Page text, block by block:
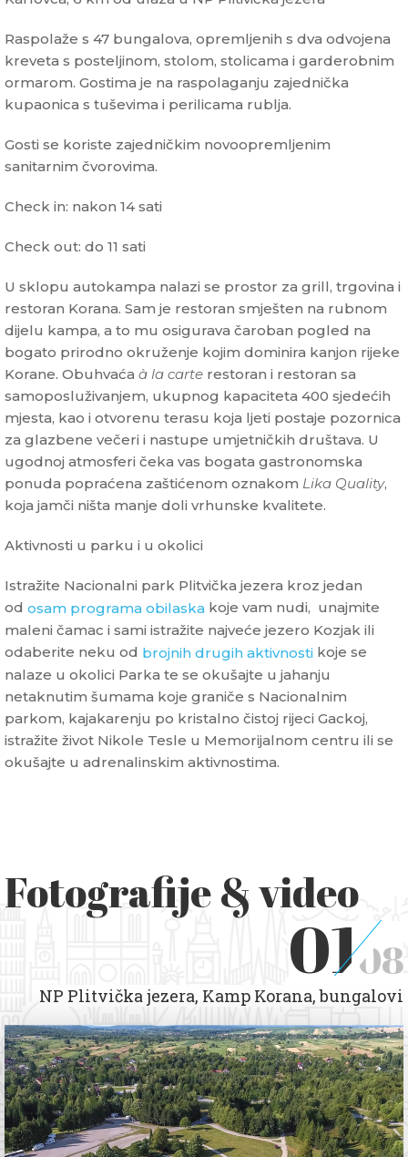
Raspolaže s 47 bungalova, opremljenih s dva odvojena
kreveta s posteljinom, stolom, stolicama i garderobnim
ormarom. Gostima je na raspolaganju zajednička
kupaonica s tuševima i perilicama rublja.
Gosti se koriste zajedničkim novoopremljenim
sanitarnim čvorovima.
Check in: nakon 14 sati
Check out: do 11 sati
U sklopu autokampa nalazi se prostor za grill, trgovina i
restoran Korana. Sam je restoran smješten na rubnom
dijelu kampa, a to mu osigurava čaroban pogled na
bogato prirodno okruženje kojim dominira kanjon rijeke
Korane. Obuhvaća à la carte restoran i restoran sa
samoposluživanjem, ukupnog kapaciteta 400 sjedećih
mjesta, kao i otvorenu terasu koja ljeti postaje pozornica
za glazbene večeri i nastupe umjetničkih društava. U
ugodnoj atmosferi čeka vas bogata gastronomska
ponuda popraćena zaštićenom oznakom Lika Quality,
koja jamči ništa manje doli vrhunske kvalitete.
Aktivnosti u parku i u okolici
Istražite Nacionalni park Plitvička jezera kroz jedan
od osam programa obilaska koje vam nudi, unajmite
maleni čamac i sami istražite najveće jezero Kozjak ili
odaberite neku od brojnih drugih aktivnosti koje se
nalaze u okolici Parka te se okušajte u jahanju
netaknutim šumama koje graniče s Nacionalnim
parkom, kajakarenju po kristalno čistoj rijeci Gackoj,
istražite život Nikole Tesle u Memorijalnom centru ili se
okušajte u adrenalinskim aktivnostima.
Fotografije & video
0108
NP Plitvička jezera, Kamp Korana, bungalovi